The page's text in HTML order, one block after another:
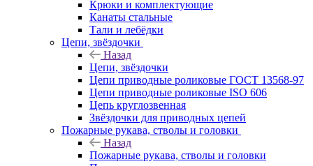
Крюки и комплектующие
Канаты стальные
Тали и лебёдки
Цепи, звёздочки
Назад
Цепи, звёздочки
Цепи приводные роликовые ГОСТ 13568-97
Цепи приводные роликовые ISO 606
Цепь круглозвенная
Звёздочки для приводных цепей
Пожарные рукава, стволы и головки
Назад
Пожарные рукава, стволы и головки